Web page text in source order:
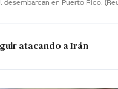
desembarcan en Puerto Rico.
atacando a Irán